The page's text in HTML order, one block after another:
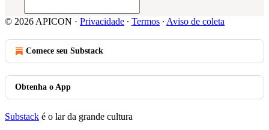
© 2026 APICON · Privacidade ∙ Termos ∙ Aviso de coleta
Comece seu Substack
Obtenha o App
Substack é o lar da grande cultura